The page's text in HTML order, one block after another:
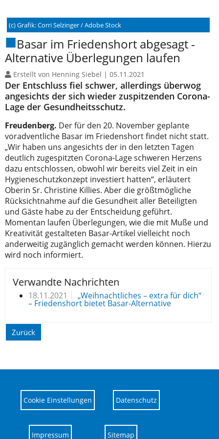
(c) Grafik: Corri Selzinger / Adobe Stock
Basar im Friedenshort abgesagt -
Alternative Überlegungen laufen
Erstellt von Henning Siebel | 05.11.2021
Der Entschluss fiel schwer, allerdings überwog
angesichts der sich wieder zuspitzenden Corona-
Lage der Gesundheitsschutz.
Freudenberg. Der für den 20. November geplante
voradventliche Basar im Friedenshort findet nicht statt.
„Wir haben uns angesichts der in den letzten Tagen
deutlich zugespitzten Corona-Lage schweren Herzens
dazu entschlossen, obwohl wir bereits viel Zeit in ein
Hygieneschutzkonzept investiert hatten“, erläutert
Oberin Sr. Christine Killies. Aber die größtmögliche
Rücksichtnahme auf die Gesundheit aller Beteiligten
und Gäste habe zu der Entscheidung geführt.
Momentan laufen Überlegungen, wie die mit Muße und
Kreativität gestalteten Basar-Artikel vielleicht noch
anderweitig zugänglich gemacht werden können. Hierzu
wird noch informiert.
Verwandte Nachrichten
18.11.2021 „Weihnachtliches – extra für dich“
– Friedenshort bietet Basar-Alternative
Zurück
Cookie Einstellungen Datenschutz
Impressum Sitemap